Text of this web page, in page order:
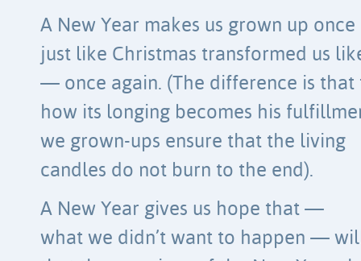
A New Year makes us grown up once
just like Christmas transformed us
— once again. (The difference is that
how its longing becomes his
we grown-ups ensure that the living
candles do not burn to the end).
A New Year gives us hope that —
what we didn’t want to happen —